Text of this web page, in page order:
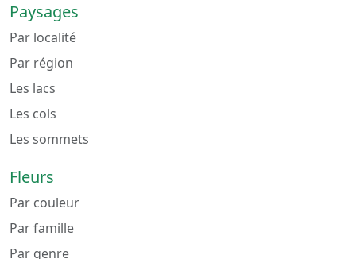
Paysages
Par localité
Par région
Les lacs
Les cols
Les sommets
Fleurs
Par couleur
Par famille
Par genre